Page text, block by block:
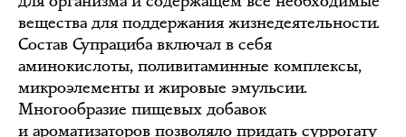
вещества для поддержания жизнедеятельности.
Состав Супрациба включал в себя
аминокислоты, поливитаминные комплексы,
микроэлементы и жировые эмульсии.
Многообразие пищевых добавок
и ароматизаторов позволяло придать суррогату